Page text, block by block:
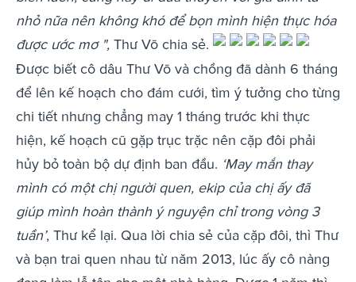
nhỏ nữa nên không khó để bọn mình hiện thực hóa
được ước mơ ", Thư Võ chia sẻ.
Được biết cô dâu Thư Võ và chồng đã dành 6 tháng
để lên kế hoạch cho đám cưới, tìm ý tưởng cho từng
chi tiết nhưng chẳng may 1 tháng trước khi thực
hiện, kế hoạch cũ gặp trục trặc nên cặp đôi phải
hủy bỏ toàn bộ dự định ban đầu. ‘May mắn thay
mình có một chị người quen, ekip của chị ấy đã
giúp mình hoàn thành ý nguyện chỉ trong vòng 3
tuần’, Thư kể lại. Qua lời chia sẻ của cặp đôi, thì Thư
và bạn trai quen nhau từ năm 2013, lúc ấy cô nàng